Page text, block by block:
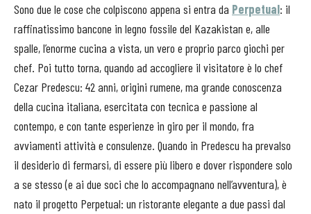
Sono due le cose che colpiscono appena si entra da Perpetual: il
raffinatissimo bancone in legno fossile del Kazakistan e, alle
spalle, l’enorme cucina a vista, un vero e proprio parco giochi per
chef. Poi tutto torna, quando ad accogliere il visitatore è lo chef
Cezar Predescu: 42 anni, origini rumene, ma grande conoscenza
della cucina italiana, esercitata con tecnica e passione al
contempo, e con tante esperienze in giro per il mondo, fra
avviamenti attività e consulenze. Quando in Predescu ha prevalso
il desiderio di fermarsi, di essere più libero e dover rispondere solo
a se stesso (e ai due soci che lo accompagnano nell’avventura), è
nato il progetto Perpetual: un ristorante elegante a due passi dal